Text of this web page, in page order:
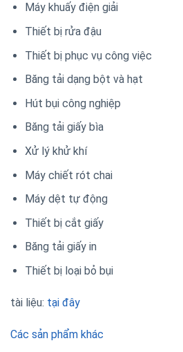
Máy khuấy điện giải
Thiết bị rửa đậu
Thiết bị phục vụ công việc
Băng tải dạng bột và hạt
Hút bụi công nghiệp
Băng tải giấy bìa
Xử lý khử khí
Máy chiết rót chai
Máy dệt tự động
Thiết bị cắt giấy
Băng tải giấy in
Thiết bị loại bỏ bụi
tài liệu: tại đây
Các sản phẩm khác